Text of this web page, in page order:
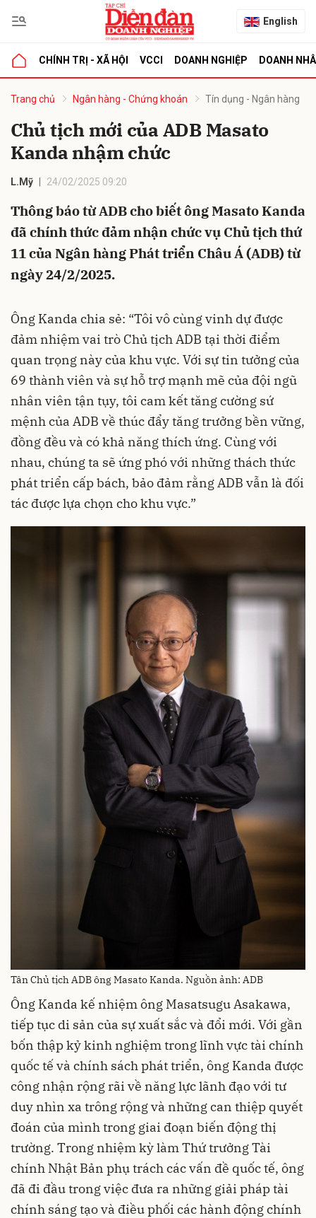
English
CHÍNH TRỊ - XÃ HỘI VCCI DOANH NGHIỆP DOANH
Trang chủ Ngân hàng - Chứng khoán Tín dụng - Ngân hàng
Chủ tịch mới của ADB Masato
Kanda nhậm chức
L.Mỹ 24/02/2025 09:20
Thông báo từ ADB cho biết ông Masato Kanda
đã chính thức đảm nhận chức vụ Chủ tịch thứ
11 của Ngân hàng Phát triển Châu Á (ADB) từ
ngày 24/2/2025.
Ông Kanda chia sẻ: “Tôi vô cùng vinh dự được
đảm nhiệm vai trò Chủ tịch ADB tại thời điểm
quan trọng này của khu vực. Với sự tin tưởng của
69 thành viên và sự hỗ trợ mạnh mẽ của đội ngũ
nhân viên tận tụy, tôi cam kết tăng cường sứ
mệnh của ADB về thúc đẩy tăng trưởng bền vững,
đồng đều và có khả năng thích ứng. Cùng với
nhau, chúng ta sẽ ứng phó với những thách thức
phát triển cấp bách, bảo đảm rằng ADB vẫn là đối
tác được lựa chọn cho khu vực.”
Tân Chủ tịch ADB ông Masato Kanda. Nguồn ảnh: ADB
Ông Kanda kế nhiệm ông Masatsugu Asakawa,
tiếp tục di sản của sự xuất sắc và đổi mới. Với gần
bốn thập kỷ kinh nghiệm trong lĩnh vực tài chính
quốc tế và chính sách phát triển, ông Kanda được
công nhận rộng rãi về năng lực lãnh đạo với tư
duy nhìn xa trông rộng và những can thiệp quyết
đoán của mình trong giai đoạn biến động thị
trường. Trong nhiệm kỳ làm Thứ trưởng Tài
chính Nhật Bản phụ trách các vấn đề quốc tế, ông
đã đi đầu trong việc đưa ra những giải pháp tài
chính sáng tạo và điều phối các hành động chính
luận
Hủy